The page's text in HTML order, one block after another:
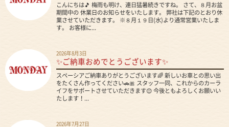
こんにちは🎵 梅雨も明け、連日猛暑続きですね。 さて、８月お盆
期間中の 休業日のお知らせをいたします。 弊社は下記のとおり休
業させていただきます。 ※８月１９日(水)より通常営業いたしま
す。 お客様に...
2026年8月3日
✨ご納車おめでとうございます✨
スペーシアご納車ありがとうございます🌈 新しいお車との思い出
をたくさん作ってください🚗🎀 スタッフ一同、これからのカーラ
イフをサポートさせていただきます😊 今後ともよろしくお願いい
たします！...
2026年7月27日